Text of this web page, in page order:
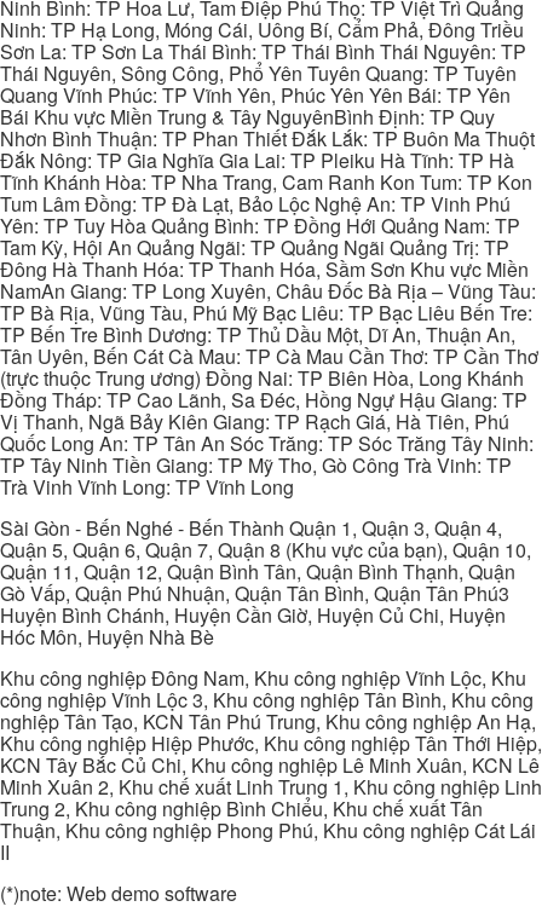
Ninh Bình: TP Hoa Lư, Tam Điệp Phú Thọ: TP Việt Trì Quảng
Ninh: TP Hạ Long, Móng Cái, Uông Bí, Cẩm Phả, Đông Triều
Sơn La: TP Sơn La Thái Bình: TP Thái Bình Thái Nguyên: TP
Thái Nguyên, Sông Công, Phổ Yên Tuyên Quang: TP Tuyên
Quang Vĩnh Phúc: TP Vĩnh Yên, Phúc Yên Yên Bái: TP Yên
Bái Khu vực Miền Trung & Tây NguyênBình Định: TP Quy
Nhơn Bình Thuận: TP Phan Thiết Đắk Lắk: TP Buôn Ma Thuột
Đắk Nông: TP Gia Nghĩa Gia Lai: TP Pleiku Hà Tĩnh: TP Hà
Tĩnh Khánh Hòa: TP Nha Trang, Cam Ranh Kon Tum: TP Kon
Tum Lâm Đồng: TP Đà Lạt, Bảo Lộc Nghệ An: TP Vinh Phú
Yên: TP Tuy Hòa Quảng Bình: TP Đồng Hới Quảng Nam: TP
Tam Kỳ, Hội An Quảng Ngãi: TP Quảng Ngãi Quảng Trị: TP
Đông Hà Thanh Hóa: TP Thanh Hóa, Sầm Sơn Khu vực Miền
NamAn Giang: TP Long Xuyên, Châu Đốc Bà Rịa – Vũng Tàu:
TP Bà Rịa, Vũng Tàu, Phú Mỹ Bạc Liêu: TP Bạc Liêu Bến Tre:
TP Bến Tre Bình Dương: TP Thủ Dầu Một, Dĩ An, Thuận An,
Tân Uyên, Bến Cát Cà Mau: TP Cà Mau Cần Thơ: TP Cần Thơ
(trực thuộc Trung ương) Đồng Nai: TP Biên Hòa, Long Khánh
Đồng Tháp: TP Cao Lãnh, Sa Đéc, Hồng Ngự Hậu Giang: TP
Vị Thanh, Ngã Bảy Kiên Giang: TP Rạch Giá, Hà Tiên, Phú
Quốc Long An: TP Tân An Sóc Trăng: TP Sóc Trăng Tây Ninh:
TP Tây Ninh Tiền Giang: TP Mỹ Tho, Gò Công Trà Vinh: TP
Trà Vinh Vĩnh Long: TP Vĩnh Long
Sài Gòn - Bến Nghé - Bến Thành Quận 1, Quận 3, Quận 4,
Quận 5, Quận 6, Quận 7, Quận 8 (Khu vực của bạn), Quận 10,
Quận 11, Quận 12, Quận Bình Tân, Quận Bình Thạnh, Quận
Gò Vấp, Quận Phú Nhuận, Quận Tân Bình, Quận Tân Phú3
Huyện Bình Chánh, Huyện Cần Giờ, Huyện Củ Chi, Huyện
Hóc Môn, Huyện Nhà Bè
Khu công nghiệp Đông Nam, Khu công nghiệp Vĩnh Lộc, Khu
công nghiệp Vĩnh Lộc 3, Khu công nghiệp Tân Bình, Khu công
nghiệp Tân Tạo, KCN Tân Phú Trung, Khu công nghiệp An Hạ,
Khu công nghiệp Hiệp Phước, Khu công nghiệp Tân Thới Hiệp,
KCN Tây Bắc Củ Chi, Khu công nghiệp Lê Minh Xuân, KCN Lê
Minh Xuân 2, Khu chế xuất Linh Trung 1, Khu công nghiệp Linh
Trung 2, Khu công nghiệp Bình Chiểu, Khu chế xuất Tân
Thuận, Khu công nghiệp Phong Phú, Khu công nghiệp Cát Lái
II
(*)note: Web demo software